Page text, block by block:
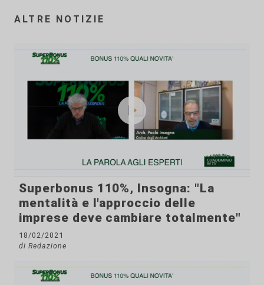
ALTRE NOTIZIE
Superbonus 110%, Insogna: "La
mentalità e l'approccio delle
imprese deve cambiare totalmente"
18/02/2021
di Redazione